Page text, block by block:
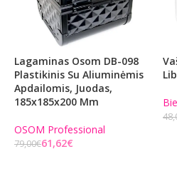
Lagaminas Osom DB-098
Plastikinis Su Aliuminėmis
Apdailomis, Juodas,
185x185x200 Mm
OSOM Professional
79,00€61,62€